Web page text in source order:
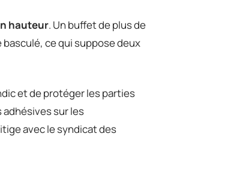
hauteur. Un buffet de plus de
ce qui suppose deux
et de protéger les parties
adhésives sur les
avec le syndicat des